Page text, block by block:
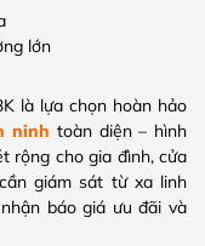
lớn
là lựa chọn hoàn hảo
ninh toàn diện – hình
rộng cho gia đình, cửa
giám sát từ xa linh
báo giá ưu đãi và